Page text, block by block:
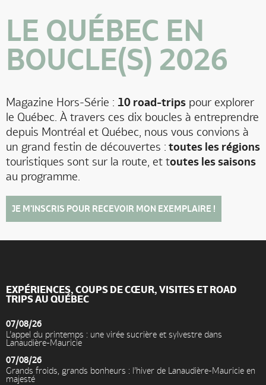
LE QUÉBEC EN
BOUCLE(S) 2026
Magazine Hors-Série : 10 road-trips pour explorer
le Québec. À travers ces dix boucles à entreprendre
depuis Montréal et Québec, nous vous convions à
un grand festin de découvertes : toutes les régions
touristiques sont sur la route, et toutes les saisons
au programme.
JE M'INSCRIS POUR RECEVOIR MON EXEMPLAIRE !
EXPÉRIENCES, COUPS DE CŒUR, VISITES ET ROAD
TRIPS AU QUÉBEC
07/08/26
L’appel du printemps : une virée sucrière et sylvestre dans
Lanaudière-Mauricie
07/08/26
Grands froids, grands bonheurs : l’hiver de Lanaudière-Mauricie en
majesté